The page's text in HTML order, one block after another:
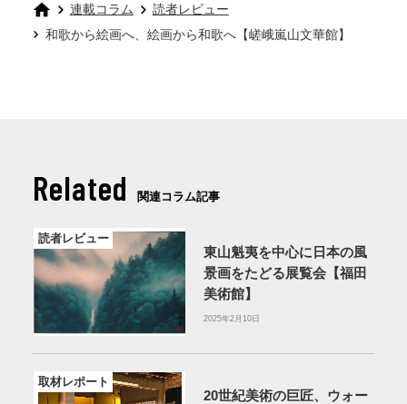
連載コラム
読者レビュー
和歌から絵画へ、絵画から和歌へ【嵯峨嵐山文華館】
Related 関連コラム記事
読者レビュー
東山魁夷を中心に日本の風
景画をたどる展覧会【福田
美術館】
2025年2月10日
取材レポート
20世紀美術の巨匠、ウォー